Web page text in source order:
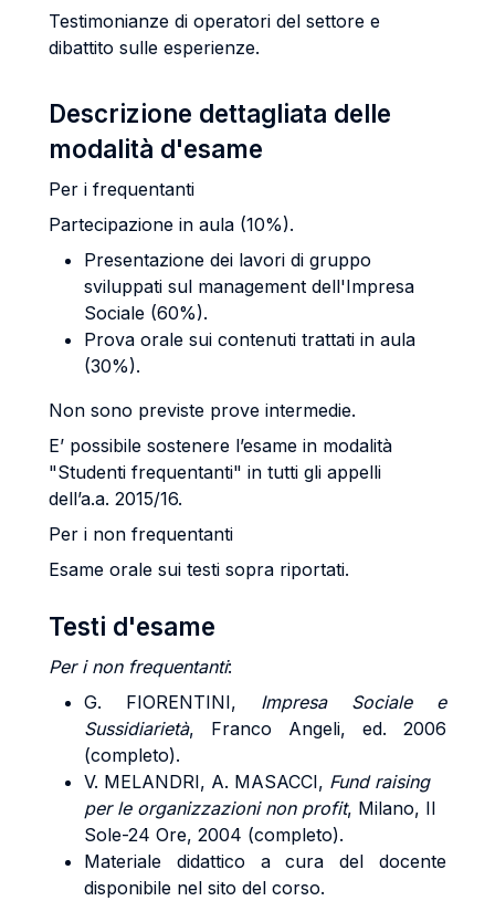
Testimonianze di operatori del settore e
dibattito sulle esperienze.
Descrizione dettagliata delle
modalità d'esame
Per i frequentanti
Partecipazione in aula (10%).
Presentazione dei lavori di gruppo
sviluppati sul management dell'Impresa
Sociale (60%).
Prova orale sui contenuti trattati in aula
(30%).
Non sono previste prove intermedie.
E’ possibile sostenere l’esame in modalità
"Studenti frequentanti" in tutti gli appelli
dell’a.a. 2015/16.
Per i non frequentanti
Esame orale sui testi sopra riportati.
Testi d'esame
Per i non frequentanti:
G. FIORENTINI, Impresa Sociale e
Sussidiarietà, Franco Angeli, ed. 2006
(completo).
V. MELANDRI, A. MASACCI, Fund raising
per le organizzazioni non profit, Milano, Il
Sole-24 Ore, 2004 (completo).
Materiale didattico a cura del docente
disponibile nel sito del corso.